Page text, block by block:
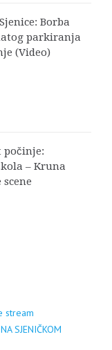
Borba
parkiranja
(Video)
počinje:
– Kruna
stream
SJENIČKOM